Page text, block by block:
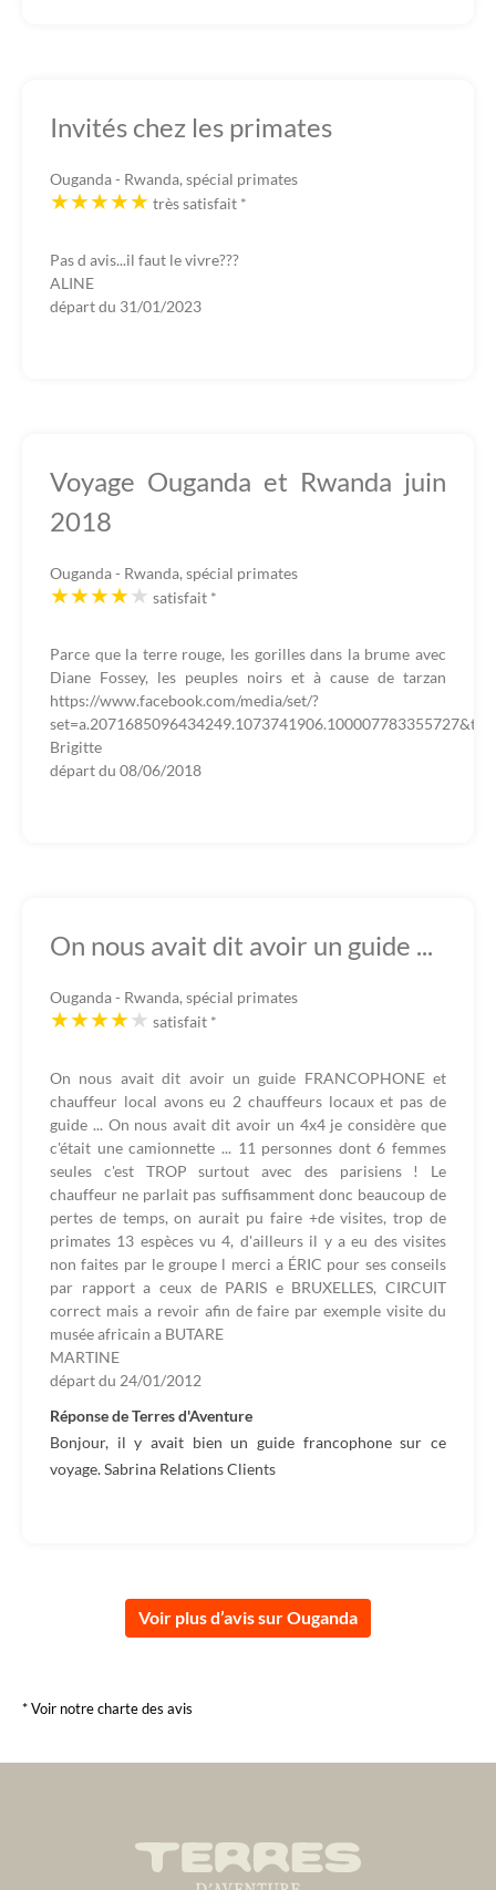
Invités chez les primates
Ouganda - Rwanda, spécial primates
très satisfait *
Pas d avis...il faut le vivre???
ALINE
départ du 31/01/2023
Voyage Ouganda et Rwanda juin
2018
Ouganda - Rwanda, spécial primates
satisfait *
Parce que la terre rouge, les gorilles dans la brume avec
Diane Fossey, les peuples noirs et à cause de tarzan
https://www.facebook.com/media/set/?
Brigitte
départ du 08/06/2018
On nous avait dit avoir un guide ...
Ouganda - Rwanda, spécial primates
satisfait *
On nous avait dit avoir un guide FRANCOPHONE et
chauffeur local avons eu 2 chauffeurs locaux et pas de
guide ... On nous avait dit avoir un 4x4 je considère que
c'était une camionnette ... 11 personnes dont 6 femmes
seules c'est TROP surtout avec des parisiens ! Le
chauffeur ne parlait pas suffisamment donc beaucoup de
pertes de temps, on aurait pu faire +de visites, trop de
primates 13 espèces vu 4, d'ailleurs il y a eu des visites
non faites par le groupe l merci a ÉRIC pour ses conseils
par rapport a ceux de PARIS e BRUXELLES, CIRCUIT
correct mais a revoir afin de faire par exemple visite du
musée africain a BUTARE
MARTINE
départ du 24/01/2012
Réponse de Terres d'Aventure
Bonjour, il y avait bien un guide francophone sur ce
voyage. Sabrina Relations Clients
Voir plus d’avis sur Ouganda
* Voir notre charte des avis